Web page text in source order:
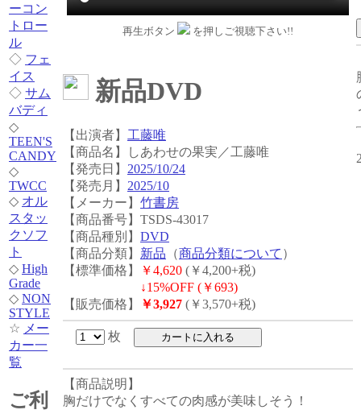
ーコン
トロー
ル
◇ フェ
イス
◇ サム
バディ
◇
TEEN'S
CANDY
◇
TWCC
◇ オル
スタッ
クソフ
ト
◇ High
Grade
◇ NON
STYLE
☆ メー
カー一
覧
ご利
再生ボタン を押しご視聴下さい!!
新品DVD
【出演者】 工藤唯
【商品名】しあわせの果実／工藤唯
【発売日】 2025/10/24
【発売月】 2025/10
【メーカー】 竹書房
【商品番号】TSDS-43017
【商品種別】 DVD
【商品分類】 新品 （商品分類について ）
【標準価格】
￥4,620 (￥4,200+税)
↓15%OFF (￥693)
【販売価格】
￥3,927 (￥3,570+税)
枚
【商品説明】
胸だけでなくすべての肉感が美味しそう！